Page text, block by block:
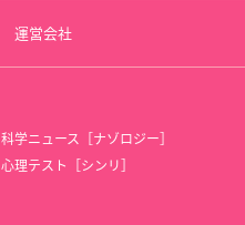
運営会社
科学ニュース［ナゾロジー］
心理テスト［シンリ］